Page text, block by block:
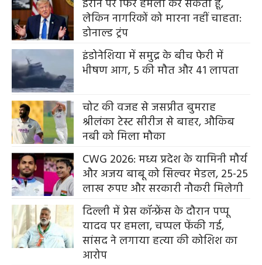
ईरान पर फिर हमला कर सकता हूं,
लेकिन नागरिकों को मारना नहीं चाहता:
डोनाल्ड ट्रंप
इंडोनेशिया में समुद्र के बीच फेरी में
भीषण आग, 5 की मौत और 41 लापता
चोट की वजह से जसप्रीत बुमराह
श्रीलंका टेस्ट सीरीज से बाहर, औकिब
नबी को मिला मौका
CWG 2026: मध्य प्रदेश के यामिनी मौर्य
और अजय बाबू को सिल्वर मेडल, 25-25
लाख रुपए और सरकारी नौकरी मिलेगी
दिल्ली में प्रेस कॉन्फ्रेंस के दौरान पप्पू
यादव पर हमला, चप्पल फेंकी गई,
सांसद ने लगाया हत्या की कोशिश का
आरोप